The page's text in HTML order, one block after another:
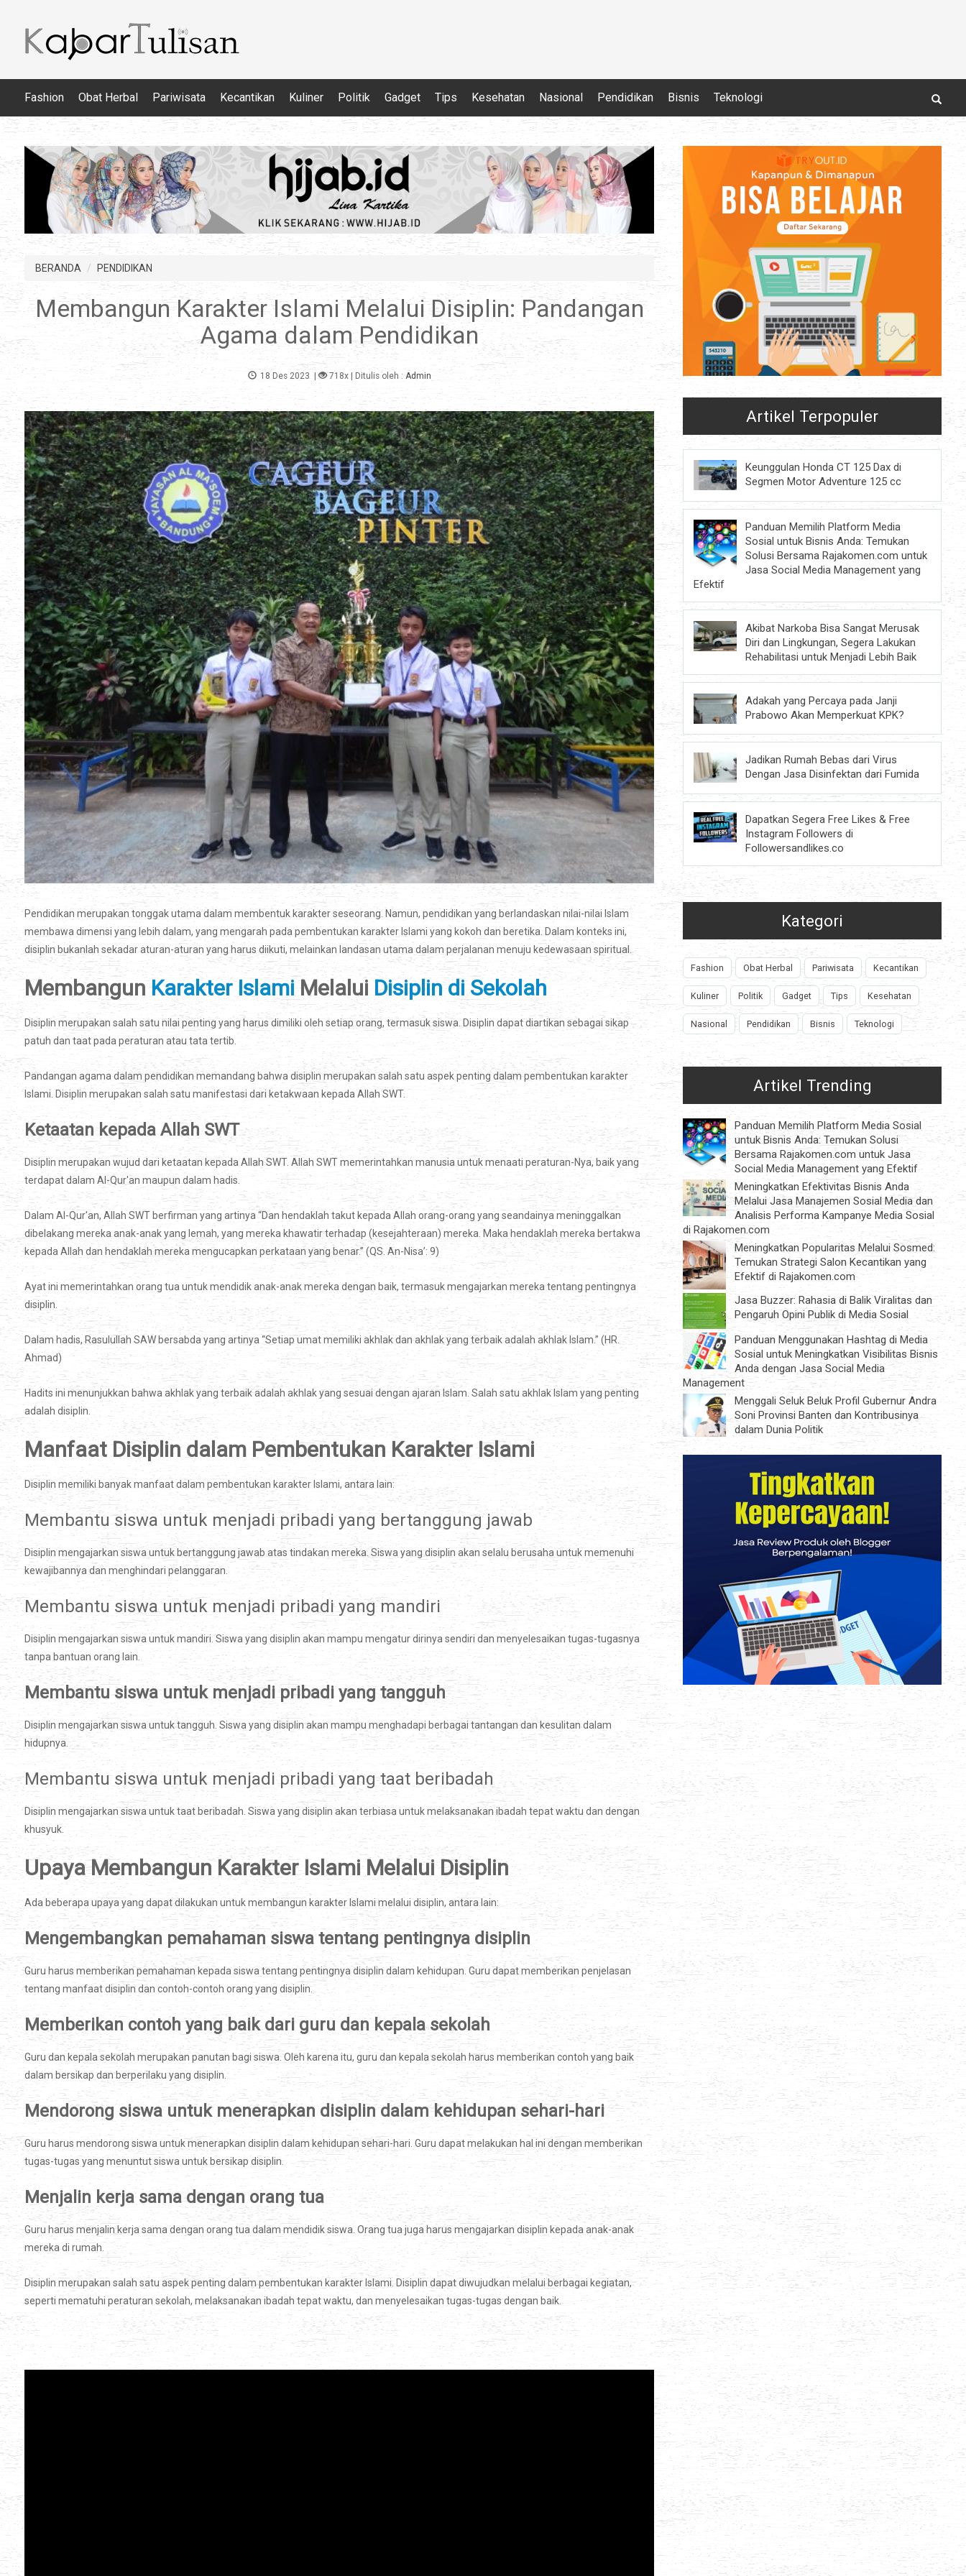
Fashion Obat Herbal Pariwisata Kecantikan Kuliner Politik Gadget Tips Kesehatan Nasional Pendidikan Bisnis Teknologi
BERANDA PENDIDIKAN
Membangun Karakter Islami Melalui Disiplin: Pandangan
Agama dalam Pendidikan
18 Des 2023 | 718x| Ditulis oleh : Admin
Pendidikan merupakan tonggak utama dalam membentuk karakter seseorang. Namun, pendidikan yang berlandaskan nilai-nilai Islam
membawa dimensi yang lebih dalam, yang mengarah pada pembentukan karakter Islami yang kokoh dan beretika. Dalam konteks ini,
disiplin bukanlah sekadar aturan-aturan yang harus diikuti, melainkan landasan utama dalam perjalanan menuju kedewasaan spiritual.
Membangun Karakter Islami Melalui Disiplin di Sekolah
Disiplin merupakan salah satu nilai penting yang harus dimiliki oleh setiap orang, termasuk siswa. Disiplin dapat diartikan sebagai sikap
patuh dan taat pada peraturan atau tata tertib.
Pandangan agama dalam pendidikan memandang bahwa disiplin merupakan salah satu aspek penting dalam pembentukan karakter
Islami. Disiplin merupakan salah satu manifestasi dari ketakwaan kepada Allah SWT.
Ketaatan kepada Allah SWT
Disiplin merupakan wujud dari ketaatan kepada Allah SWT. Allah SWT memerintahkan manusia untuk menaati peraturan-Nya, baik yang
terdapat dalam Al-Qur'an maupun dalam hadis.
Dalam Al-Qur'an, Allah SWT berfirman yang artinya “Dan hendaklah takut kepada Allah orang-orang yang seandainya meninggalkan
dibelakang mereka anak-anak yang lemah, yang mereka khawatir terhadap (kesejahteraan) mereka. Maka hendaklah mereka bertakwa
kepada Allah dan hendaklah mereka mengucapkan perkataan yang benar.” (QS. An-Nisa’: 9)
Ayat ini memerintahkan orang tua untuk mendidik anak-anak mereka dengan baik, termasuk mengajarkan mereka tentang pentingnya
disiplin.
Dalam hadis, Rasulullah SAW bersabda yang artinya “Setiap umat memiliki akhlak dan akhlak yang terbaik adalah akhlak Islam.” (HR.
Ahmad)
Hadits ini menunjukkan bahwa akhlak yang terbaik adalah akhlak yang sesuai dengan ajaran Islam. Salah satu akhlak Islam yang penting
adalah disiplin.
Manfaat Disiplin dalam Pembentukan Karakter Islami
Disiplin memiliki banyak manfaat dalam pembentukan karakter Islami, antara lain:
Membantu siswa untuk menjadi pribadi yang bertanggung jawab
Disiplin mengajarkan siswa untuk bertanggung jawab atas tindakan mereka. Siswa yang disiplin akan selalu berusaha untuk memenuhi
kewajibannya dan menghindari pelanggaran.
Membantu siswa untuk menjadi pribadi yang mandiri
Disiplin mengajarkan siswa untuk mandiri. Siswa yang disiplin akan mampu mengatur dirinya sendiri dan menyelesaikan tugas-tugasnya
tanpa bantuan orang lain.
Membantu siswa untuk menjadi pribadi yang tangguh
Disiplin mengajarkan siswa untuk tangguh. Siswa yang disiplin akan mampu menghadapi berbagai tantangan dan kesulitan dalam
hidupnya.
Membantu siswa untuk menjadi pribadi yang taat beribadah
Disiplin mengajarkan siswa untuk taat beribadah. Siswa yang disiplin akan terbiasa untuk melaksanakan ibadah tepat waktu dan dengan
khusyuk.
Upaya Membangun Karakter Islami Melalui Disiplin
Ada beberapa upaya yang dapat dilakukan untuk membangun karakter Islami melalui disiplin, antara lain:
Mengembangkan pemahaman siswa tentang pentingnya disiplin
Guru harus memberikan pemahaman kepada siswa tentang pentingnya disiplin dalam kehidupan. Guru dapat memberikan penjelasan
tentang manfaat disiplin dan contoh-contoh orang yang disiplin.
Memberikan contoh yang baik dari guru dan kepala sekolah
Guru dan kepala sekolah merupakan panutan bagi siswa. Oleh karena itu, guru dan kepala sekolah harus memberikan contoh yang baik
dalam bersikap dan berperilaku yang disiplin.
Mendorong siswa untuk menerapkan disiplin dalam kehidupan sehari-hari
Guru harus mendorong siswa untuk menerapkan disiplin dalam kehidupan sehari-hari. Guru dapat melakukan hal ini dengan memberikan
tugas-tugas yang menuntut siswa untuk bersikap disiplin.
Menjalin kerja sama dengan orang tua
Guru harus menjalin kerja sama dengan orang tua dalam mendidik siswa. Orang tua juga harus mengajarkan disiplin kepada anak-anak
mereka di rumah.
Disiplin merupakan salah satu aspek penting dalam pembentukan karakter Islami. Disiplin dapat diwujudkan melalui berbagai kegiatan,
seperti mematuhi peraturan sekolah, melaksanakan ibadah tepat waktu, dan menyelesaikan tugas-tugas dengan baik.
Artikel Terpopuler
Keunggulan Honda CT 125 Dax di
Segmen Motor Adventure 125 cc
Panduan Memilih Platform Media
Sosial untuk Bisnis Anda: Temukan
Solusi Bersama Rajakomen.com untuk
Jasa Social Media Management yang
Efektif
Akibat Narkoba Bisa Sangat Merusak
Diri dan Lingkungan, Segera Lakukan
Rehabilitasi untuk Menjadi Lebih Baik
Adakah yang Percaya pada Janji
Prabowo Akan Memperkuat KPK?
Jadikan Rumah Bebas dari Virus
Dengan Jasa Disinfektan dari Fumida
Dapatkan Segera Free Likes & Free
Instagram Followers di
Followersandlikes.co
Kategori
Fashion Obat Herbal Pariwisata Kecantikan
Kuliner Politik Gadget Tips Kesehatan
Nasional Pendidikan Bisnis Teknologi
Artikel Trending
Panduan Memilih Platform Media Sosial
untuk Bisnis Anda: Temukan Solusi
Bersama Rajakomen.com untuk Jasa
Social Media Management yang Efektif
Meningkatkan Efektivitas Bisnis Anda
Melalui Jasa Manajemen Sosial Media dan
Analisis Performa Kampanye Media Sosial
di Rajakomen.com
Meningkatkan Popularitas Melalui Sosmed:
Temukan Strategi Salon Kecantikan yang
Efektif di Rajakomen.com
Jasa Buzzer: Rahasia di Balik Viralitas dan
Pengaruh Opini Publik di Media Sosial
Panduan Menggunakan Hashtag di Media
Sosial untuk Meningkatkan Visibilitas Bisnis
Anda dengan Jasa Social Media
Management
Menggali Seluk Beluk Profil Gubernur Andra
Soni Provinsi Banten dan Kontribusinya
dalam Dunia Politik